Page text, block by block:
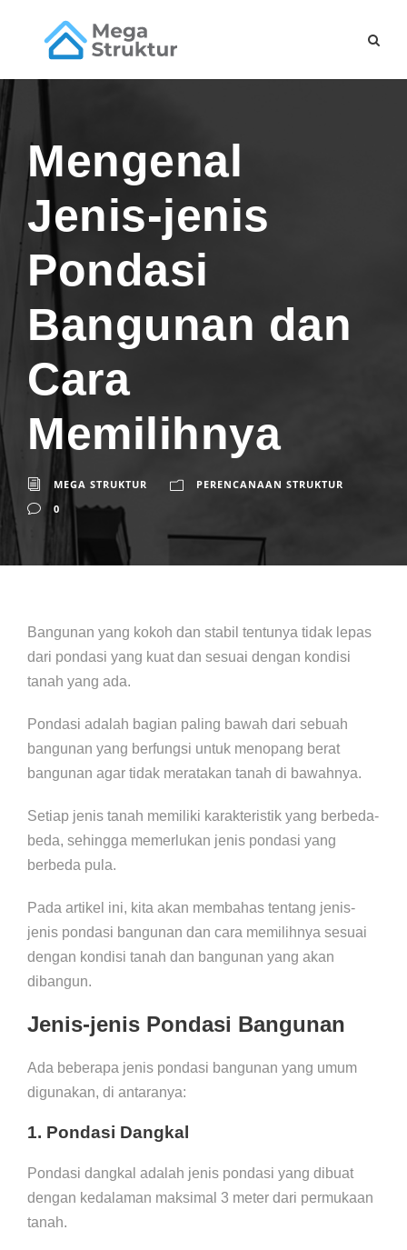
Mengenal
Jenis-jenis
Pondasi
Bangunan dan
Cara
Memilihnya
MEGA STRUKTUR
PERENCANAAN STRUKTUR
0
Bangunan yang kokoh dan stabil tentunya tidak lepas
dari pondasi yang kuat dan sesuai dengan kondisi
tanah yang ada.
Pondasi adalah bagian paling bawah dari sebuah
bangunan yang berfungsi untuk menopang berat
bangunan agar tidak meratakan tanah di bawahnya.
Setiap jenis tanah memiliki karakteristik yang berbeda-
beda, sehingga memerlukan jenis pondasi yang
berbeda pula.
Pada artikel ini, kita akan membahas tentang jenis-
jenis pondasi bangunan dan cara memilihnya sesuai
dengan kondisi tanah dan bangunan yang akan
dibangun.
Jenis-jenis Pondasi Bangunan
Ada beberapa jenis pondasi bangunan yang umum
digunakan, di antaranya:
1. Pondasi Dangkal
Pondasi dangkal adalah jenis pondasi yang dibuat
dengan kedalaman maksimal 3 meter dari permukaan
tanah.